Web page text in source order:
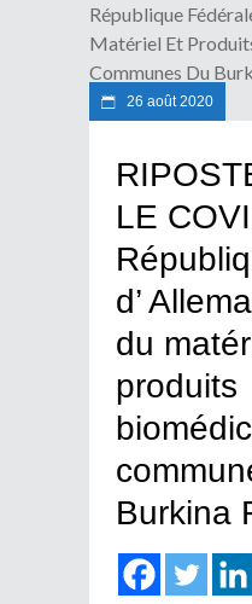
République
Matériel Et
Communes Du
26 août 2020
LE
d’
du
produits
Burkina